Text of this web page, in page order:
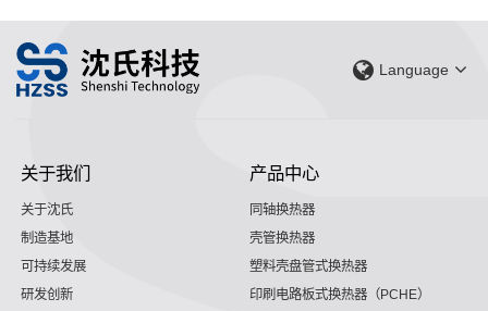
Language
关于我们
关于沈氏
制造基地
可持续发展
研发创新
产品中心
同轴换热器
壳管换热器
塑料壳盘管式换热器
印刷电路板式换热器（PCHE）